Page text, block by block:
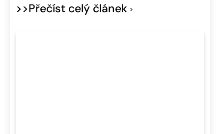
>>Přečíst celý článek